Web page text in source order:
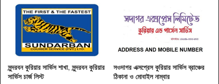
সুন্দরবন কুরিয়ার সার্ভিস শাখা, সুন্দরবন কুরিয়ার
সার্ভিস চার্জ লিস্ট
সওদাগর এক্সপ্রেস কুরিয়ার সার্ভিস ব্রাঞ্চের
ঠিকানা ও মোবাইল নাম্বার